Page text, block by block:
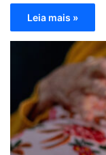
Leia mais »